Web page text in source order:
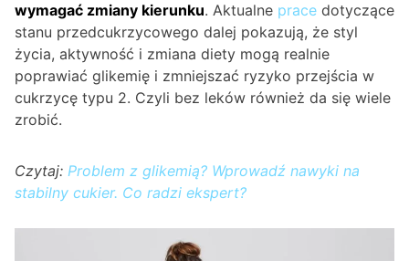
wymagać zmiany kierunku. Aktualne prace dotyczące
stanu przedcukrzycowego dalej pokazują, że styl
życia, aktywność i zmiana diety mogą realnie
poprawiać glikemię i zmniejszać ryzyko przejścia w
cukrzycę typu 2. Czyli bez leków również da się wiele
zrobić.
Czytaj: Problem z glikemią? Wprowadź nawyki na
stabilny cukier. Co radzi ekspert?